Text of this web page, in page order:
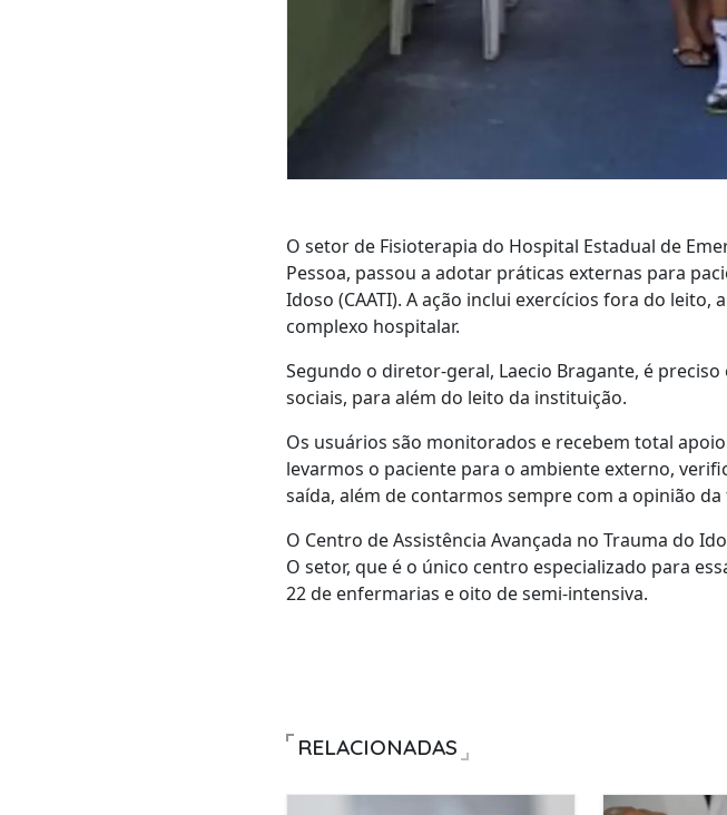
O setor de Fisioterapia do Hospital Estadual de
Pessoa, passou a adotar práticas externas para
Idoso (CAATI). A ação inclui exercícios fora do
complexo hospitalar.
Segundo o diretor-geral, Laecio Bragante, é
sociais, para além do leito da instituição.
Os usuários são monitorados e recebem total
levarmos o paciente para o ambiente externo,
saída, além de contarmos sempre com a opinião
O Centro de Assistência Avançada no Trauma do
O setor, que é o único centro especializado para
22 de enfermarias e oito de semi-intensiva.
RELACIONADAS